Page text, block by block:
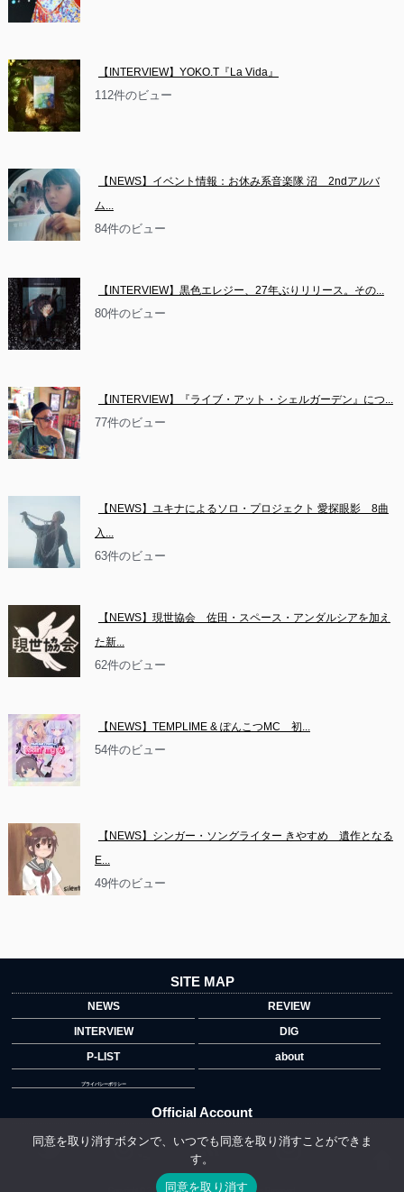
【INTERVIEW】YOKO.T『La Vida』
112件のビュー
【NEWS】イベント情報：お休み系音楽隊 沼　2ndアルバ
ム...
84件のビュー
【INTERVIEW】黒色エレジー、27年ぶりリリース。その...
80件のビュー
【INTERVIEW】『ライブ・アット・シェルガーデン』につ...
77件のビュー
【NEWS】ユキナによるソロ・プロジェクト 愛探眼影　8曲
入...
63件のビュー
【NEWS】現世協会　佐田・スペース・アンダルシアを加え
た新...
62件のビュー
【NEWS】TEMPLIME & ぽんこつMC　初...
54件のビュー
【NEWS】シンガー・ソングライター きやすめ　遺作となる
E...
49件のビュー
SITE MAP
NEWS
REVIEW
INTERVIEW
DIG
P-LIST
about
プライバシーポリシー
Official Account
同意を取り消すボタンで、いつでも同意を取り消すことができま
す。
同意を取り消す